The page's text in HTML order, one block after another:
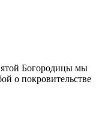
Богородицы мы
о покровительстве